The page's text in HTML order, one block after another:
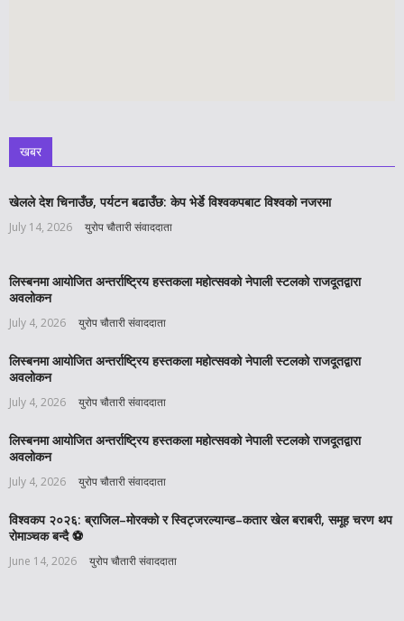
खबर
खेलले देश चिनाउँछ, पर्यटन बढाउँछ: केप भेर्डे विश्वकपबाट विश्वको नजरमा
July 14, 2026 युरोप चौतारी संवाददाता
लिस्बनमा आयोजित अन्तर्राष्ट्रिय हस्तकला महोत्सवको नेपाली स्टलको राजदूतद्वारा
अवलोकन
July 4, 2026 युरोप चौतारी संवाददाता
लिस्बनमा आयोजित अन्तर्राष्ट्रिय हस्तकला महोत्सवको नेपाली स्टलको राजदूतद्वारा
अवलोकन
July 4, 2026 युरोप चौतारी संवाददाता
लिस्बनमा आयोजित अन्तर्राष्ट्रिय हस्तकला महोत्सवको नेपाली स्टलको राजदूतद्वारा
अवलोकन
July 4, 2026 युरोप चौतारी संवाददाता
विश्वकप २०२६: ब्राजिल–मोरक्को र स्विट्जरल्यान्ड–कतार खेल बराबरी, समूह चरण थप
रोमाञ्चक बन्दै ⚽️
June 14, 2026 युरोप चौतारी संवाददाता